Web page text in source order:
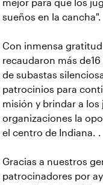
mejor para que los
sueños en la cancha".
Con inmensa
recaudaron más
de subastas
patrocinios para
misión y brindar a los
organizaciones la
el centro de Indiana. .
Gracias a nuestros
patrocinadores por